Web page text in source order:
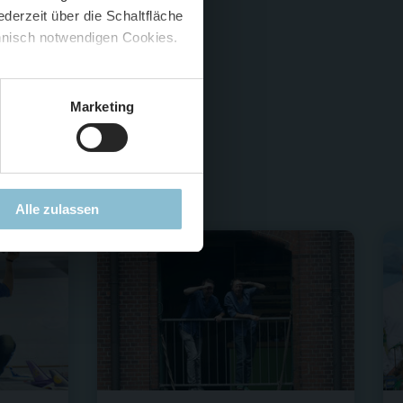
über die Schaltfläche
notwendigen Cookies.
Marketing
Alle zulassen